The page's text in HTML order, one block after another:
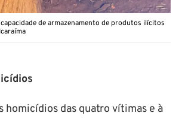
de armazenamento de produtos ilícitos
homicídios das quatro vítimas e à